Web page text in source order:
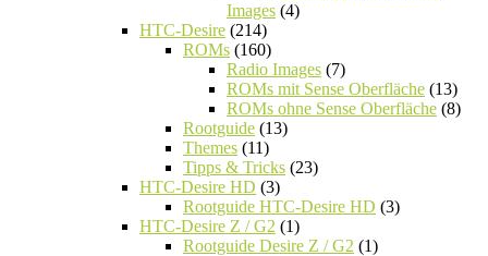
Images (4)
HTC-Desire (214)
ROMs (160)
Radio Images (7)
ROMs mit Sense Oberfläche (13)
ROMs ohne Sense Oberfläche (8)
Rootguide (13)
Themes (11)
Tipps & Tricks (23)
HTC-Desire HD (3)
Rootguide HTC-Desire HD (3)
HTC-Desire Z / G2 (1)
Rootguide Desire Z / G2 (1)